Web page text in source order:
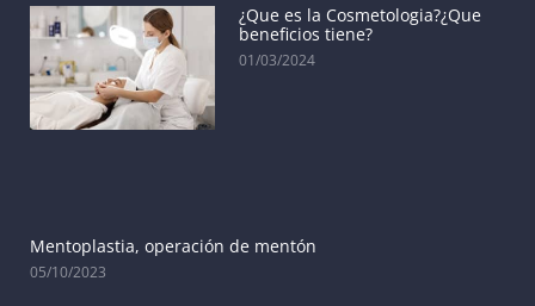
¿Que es la Cosmetologia?¿Que
beneficios tiene?
01/03/2024
Mentoplastia, operación de mentón
05/10/2023